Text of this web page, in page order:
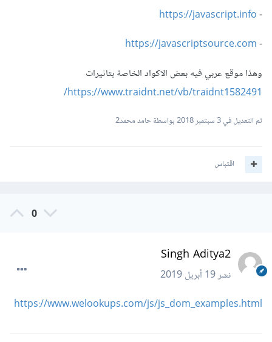
-
https://javascript.info
-
https://javascriptsource.com
وهذا موقع عربي فيه بعض الاكواد الخاصة بتاثيرات
https://www.traidnt.net/vb/traidnt1582491/
تم التعديل في3 سبتمبر 2018 بواسطة حامد محمد2
اقتباس
0
Singh Aditya2
نشر19 أبريل 2019
https://www.welookups.com/js/js_dom_examples.html